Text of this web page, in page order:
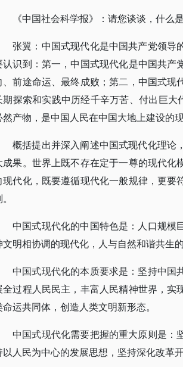
《中国社会科学报》：请您谈谈，什么
张翼：中国式现代化是中国共产党领导
认识到：第一，中国式现代化是中国共
、前途命运、最终成败；第二，中国式
期探索和实践中历经千辛万苦、付出巨大
然产物，是中国人民在中国大地上建设的
概括提出并深入阐述中国式现代化理论
成果。世界上既不存在定于一尊的现代
现代化，既要遵循现代化一般规律，更
中国式现代化的中国特色是：人口规模
文明相协调的现代化，人与自然和谐共生
中国式现代化的本质要求是：坚持中国
全过程人民民主，丰富人民精神世界，
命运共同体，创造人类文明新形态。
中国式现代化需要把握的重大原则是：
以人民为中心的发展思想，坚持深化改革